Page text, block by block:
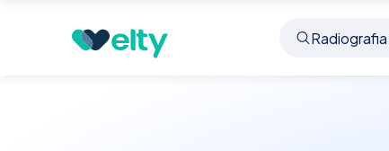
Prenota visita Radiografia Rachide Cervicale